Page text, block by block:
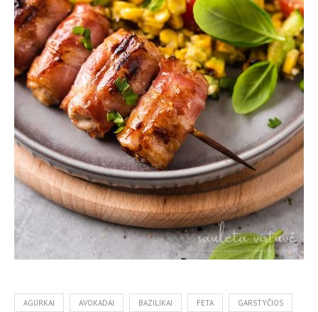
AGURKAI AVOKADAI BAZILIKAI FETA GARSTYČIOS